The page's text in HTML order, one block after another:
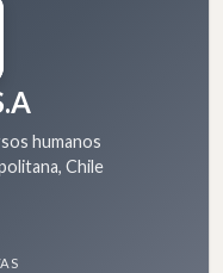
humanos
Chile